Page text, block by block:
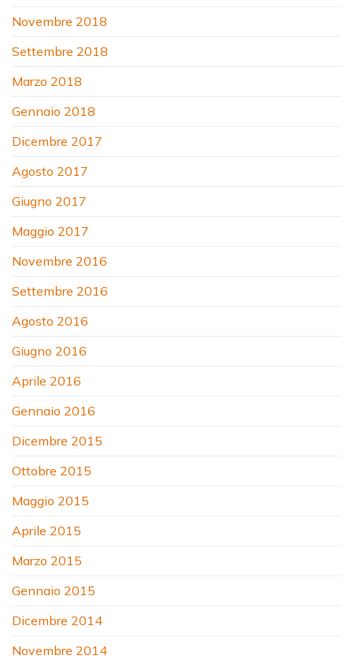
Novembre 2018
Settembre 2018
Marzo 2018
Gennaio 2018
Dicembre 2017
Agosto 2017
Giugno 2017
Maggio 2017
Novembre 2016
Settembre 2016
Agosto 2016
Giugno 2016
Aprile 2016
Gennaio 2016
Dicembre 2015
Ottobre 2015
Maggio 2015
Aprile 2015
Marzo 2015
Gennaio 2015
Dicembre 2014
Novembre 2014